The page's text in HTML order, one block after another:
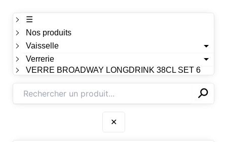
☰
Nos produits
Vaisselle
Verrerie
VERRE BROADWAY LONGDRINK 38CL SET 6
✕⚲
✕